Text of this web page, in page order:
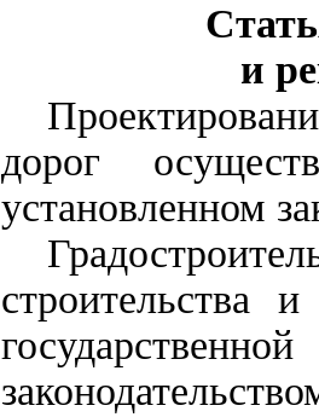
и
дорог
установленном
строительства